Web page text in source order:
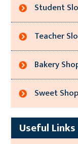
Student
Teacher
Bakery
Sweet
Useful Links